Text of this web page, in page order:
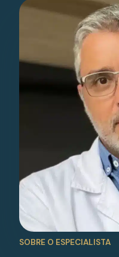
SOBRE O ESPECIALISTA